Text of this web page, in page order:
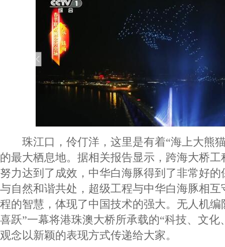
珠江口，伶仃洋，这里是有着“海上大熊
的最大栖息地。据相关报告显示，跨海大桥
努力达到了成效，中华白海豚得到了非常好
与自然和谐共处，超级工程与中华白海豚相
程的智慧，体现了中国技术的强大。无人机编
喜跃”一幕将港珠澳大桥所承载的“科技、文化
观念以新颖的表现方式传递给大家。